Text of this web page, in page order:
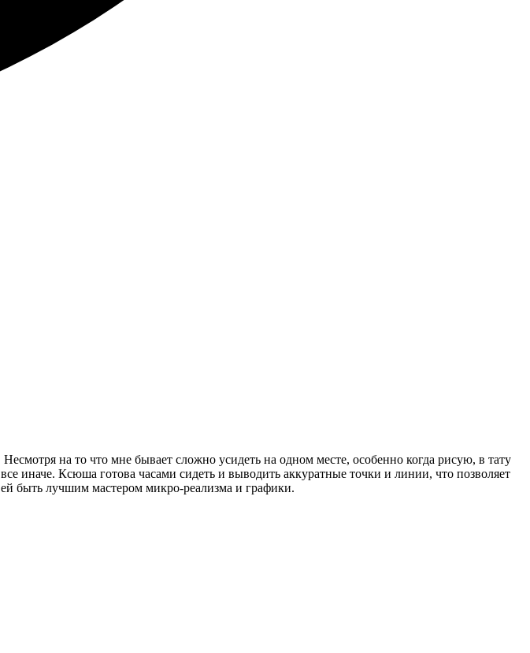
Несмотря на то что мне бывает сложно усидеть на одном месте, особенно когда рисую, в тату
все иначе. Ксюша готова часами сидеть и выводить аккуратные точки и линии, что позволяет
ей быть лучшим мастером микро-реализма и графики.